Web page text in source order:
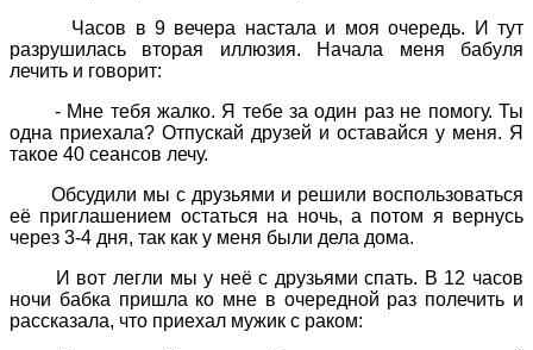
Часов в 9 вечера настала и моя очередь. И тут
разрушилась вторая иллюзия. Начала меня бабуля
лечить и говорит:
- Мне тебя жалко. Я тебе за один раз не помогу. Ты
одна приехала? Отпускай друзей и оставайся у меня. Я
такое 40 сеансов лечу.
Обсудили мы с друзьями и решили воспользоваться
её приглашением остаться на ночь, а потом я вернусь
через 3-4 дня, так как у меня были дела дома.
И вот легли мы у неё с друзьями спать. В 12 часов
ночи бабка пришла ко мне в очередной раз полечить и
рассказала, что приехал мужик с раком: